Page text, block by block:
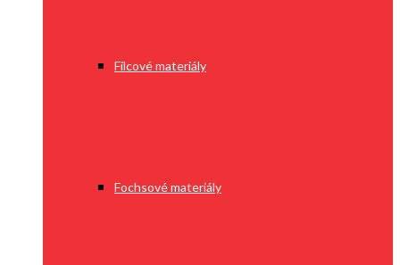
Filcové materiály
Fochsové materiály